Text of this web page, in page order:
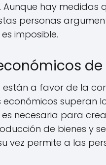
Aunque hay medidas
personas
imposible.
están a favor de la
superan
necesaria para
de bienes y
vez permite a las